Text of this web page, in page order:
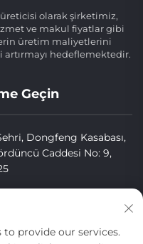
olarak şirketimiz,
ve makul fiyatlar gibi
üretim maliyetlerini
artırmayı hedeflemektedir.
Geçin
Dongfeng Kasabası,
Caddesi No: 9,
provide our services.